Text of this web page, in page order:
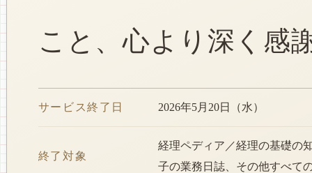
こと、心より深く感
サービス終了日 2026年5月20日（水）
終了対象
経理ペディア／経理の基礎の
子の業務日誌、その他すべて